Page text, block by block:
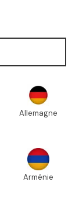
Allemagne
Arménie